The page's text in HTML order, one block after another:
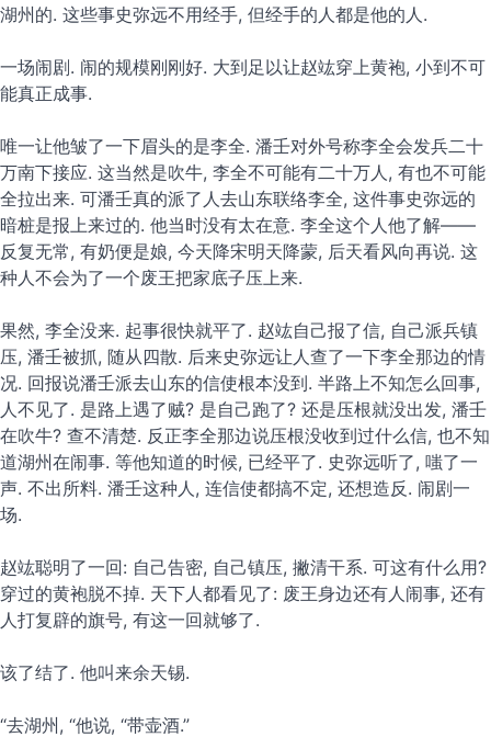
湖州的. 这些事史弥远不用经手, 但经手的人都是他的人.
一场闹剧. 闹的规模刚刚好. 大到足以让赵竑穿上黄袍, 小到不可
能真正成事.
唯一让他皱了一下眉头的是李全. 潘壬对外号称李全会发兵二十
万南下接应. 这当然是吹牛, 李全不可能有二十万人, 有也不可能
全拉出来. 可潘壬真的派了人去山东联络李全, 这件事史弥远的
暗桩是报上来过的. 他当时没有太在意. 李全这个人他了解——
反复无常, 有奶便是娘, 今天降宋明天降蒙, 后天看风向再说. 这
种人不会为了一个废王把家底子压上来.
果然, 李全没来. 起事很快就平了. 赵竑自己报了信, 自己派兵镇
压, 潘壬被抓, 随从四散. 后来史弥远让人查了一下李全那边的情
况. 回报说潘壬派去山东的信使根本没到. 半路上不知怎么回事,
人不见了. 是路上遇了贼? 是自己跑了? 还是压根就没出发, 潘壬
在吹牛? 查不清楚. 反正李全那边说压根没收到过什么信, 也不知
道湖州在闹事. 等他知道的时候, 已经平了. 史弥远听了, 嗤了一
声. 不出所料. 潘壬这种人, 连信使都搞不定, 还想造反. 闹剧一
场.
赵竑聪明了一回: 自己告密, 自己镇压, 撇清干系. 可这有什么用?
穿过的黄袍脱不掉. 天下人都看见了: 废王身边还有人闹事, 还有
人打复辟的旗号, 有这一回就够了.
该了结了. 他叫来余天锡.
“去湖州, “他说, “带壶酒.”